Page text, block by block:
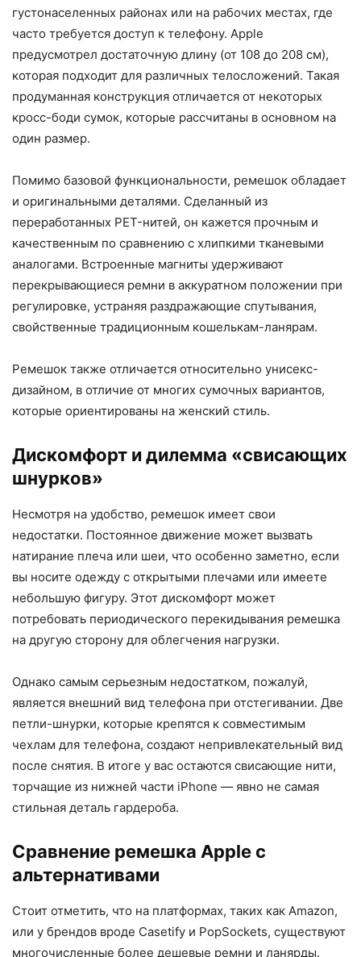
густонаселенных районах или на рабочих местах, где
часто требуется доступ к телефону. Apple
предусмотрел достаточную длину (от 108 до 208 см),
которая подходит для различных телосложений. Такая
продуманная конструкция отличается от некоторых
кросс-боди сумок, которые рассчитаны в основном на
один размер.
Помимо базовой функциональности, ремешок обладает
и оригинальными деталями. Сделанный из
переработанных PET-нитей, он кажется прочным и
качественным по сравнению с хлипкими тканевыми
аналогами. Встроенные магниты удерживают
перекрывающиеся ремни в аккуратном положении при
регулировке, устраняя раздражающие спутывания,
свойственные традиционным кошелькам-ланярам.
Ремешок также отличается относительно унисекс-
дизайном, в отличие от многих сумочных вариантов,
которые ориентированы на женский стиль.
Дискомфорт и дилемма «свисающих
шнурков»
Несмотря на удобство, ремешок имеет свои
недостатки. Постоянное движение может вызвать
натирание плеча или шеи, что особенно заметно, если
вы носите одежду с открытыми плечами или имеете
небольшую фигуру. Этот дискомфорт может
потребовать периодического перекидывания ремешка
на другую сторону для облегчения нагрузки.
Однако самым серьезным недостатком, пожалуй,
является внешний вид телефона при отстегивании. Две
петли-шнурки, которые крепятся к совместимым
чехлам для телефона, создают непривлекательный вид
после снятия. В итоге у вас остаются свисающие нити,
торчащие из нижней части iPhone — явно не самая
стильная деталь гардероба.
Сравнение ремешка Apple с
альтернативами
Стоит отметить, что на платформах, таких как Amazon,
или у брендов вроде Casetify и PopSockets, существуют
многочисленные более дешевые ремни и ланярды.